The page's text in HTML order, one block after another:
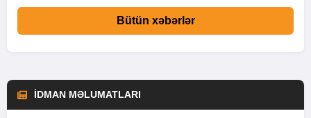
Bütün xəbərlər
İDMAN MƏLUMATLARI